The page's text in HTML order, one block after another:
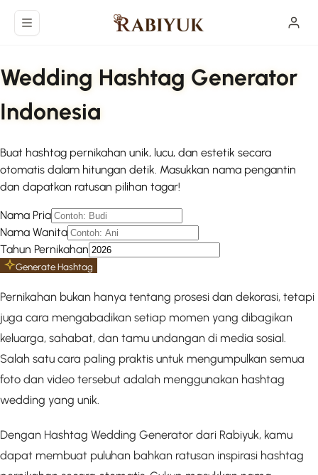
Langsung ke konten utama
Wedding Hashtag Generator
Indonesia
Buat hashtag pernikahan unik, lucu, dan estetik secara
otomatis dalam hitungan detik. Masukkan nama pengantin
dan dapatkan ratusan pilihan tagar!
Nama Pria
Nama Wanita
Tahun Pernikahan
Generate Hashtag
Pernikahan bukan hanya tentang prosesi dan dekorasi, tetapi
juga cara mengabadikan setiap momen yang dibagikan
keluarga, sahabat, dan tamu undangan di media sosial.
Salah satu cara paling praktis untuk mengumpulkan semua
foto dan video tersebut adalah menggunakan hashtag
wedding yang unik.
Dengan Hashtag Wedding Generator dari Rabiyuk, kamu
dapat membuat puluhan bahkan ratusan inspirasi hashtag